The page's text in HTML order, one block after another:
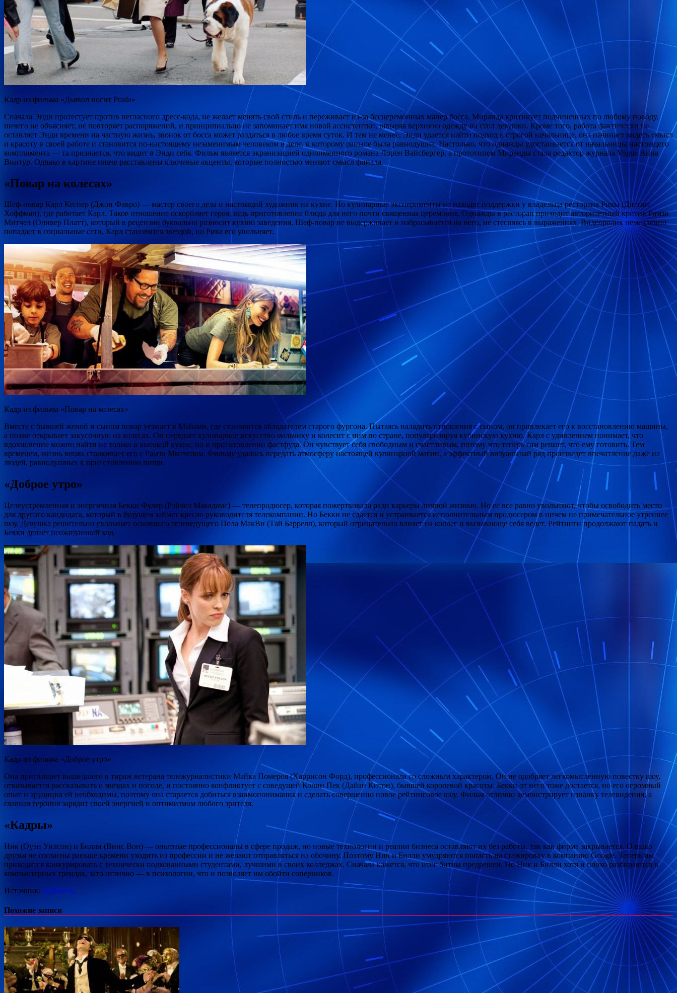
Кадр из фильма «Дьявол носит Prada»
Сначала Энди протестует против негласного дресс-кода, не желает менять свой стиль и переживает из-за бесцеремонных манер босса. Миранда критикует подчиненных по любому поводу,
ничего не объясняет, не повторяет распоряжений, и принципиально не запоминает имя новой ассистентки, швыряя верхнюю одежду на стол девушки. Кроме того, работа фактически не
оставляет Энди времени на частную жизнь, звонок от босса может раздаться в любое время суток. И тем не менее, Энди удается найти подход к строгой начальнице, она начинает видеть смысл
и красоту в своей работе и становится по-настоящему незаменимым человеком в деле, к которому раньше была равнодушна. Настолько, что однажды удостаивается от начальницы настоящего
комплимента — та признается, что видит в Энди себя. Фильм является экранизацией одноименного романа Лорен Вайсбергер, а прототипом Миранды стала редактор журнала Vogue Анна
Винтур. Однако в картине иначе расставлены ключевые акценты, которые полностью меняют смысл финала.
«Повар на колесах»
Шеф-повар Карл Кеспер (Джон Фавро) — мастер своего дела и настоящий художник на кухне. Но кулинарные эксперименты не находят поддержки у владельца ресторана Ривы (Дастин
Хоффман), где работает Карл. Такое отношение оскорбляет героя, ведь приготовление блюда для него почти священная церемония. Однажды в ресторан приходит авторитетный критик Рамзи
Митчел (Оливер Платт), который в рецензии буквально разносит кухню заведения. Шеф-повар не выдерживает и набрасывается на него, не стесняясь в выражениях. Видеоролик немедленно
попадает в социальные сети, Карл становится звездой, но Рива его увольняет.
Кадр из фильма «Повар на колесах»
Вместе с бывшей женой и сыном повар уезжает в Майами, где становится обладателем старого фургона. Пытаясь наладить отношения с сыном, он привлекает его к восстановлению машины,
а позже открывает закусочную на колесах. Он передает кулинарное искусство мальчику и колесит с ним по стране, популяризируя кубинскую кухню. Карл с удивлением понимает, что
вдохновение можно найти не только в высокой кухне, но и приготовлении фастфуда. Он чувствует себя свободным и счастливым, потому что теперь сам решает, что ему готовить. Тем
временем, жизнь вновь сталкивает его с Рамзи Митчелом. Фильму удалось передать атмосферу настоящей кулинарной магии, а эффектный визуальный ряд произведет впечатление даже на
людей, равнодушных к приготовлению пищи.
«Доброе утро»
Целеустремленная и энергичная Бекки Фулер (Рэйчел Макадамс) — телепродюсер, которая пожертвовала ради карьеры личной жизнью. Но ее все равно увольняют, чтобы освободить место
для другого кандидата, который в будущем займет кресло руководителя телекомпании. Но Бекки не сдается и устраивается исполнительным продюсером в ничем не примечательное утреннее
шоу. Девушка решительно увольняет основного телеведущего Пола МакВи (Тай Баррелл), который отрицательно влияет на коллег и вызывающе себя ведет. Рейтинги продолжают падать и
Бекки делает неожиданный ход.
Кадр из фильма «Доброе утро»
Она приглашает вышедшего в тираж ветерана тележурналистики Майка Помероя (Харрисон Форд), профессионала со сложным характером. Он не одобряет легкомысленную повестку шоу,
отказывается рассказывать о звездах и погоде, и постоянно конфликтует с соведущей Колин Пек (Дайан Китон), бывшей королевой красоты. Бекки от него тоже достается, но его огромный
опыт и эрудиция ей необходимы, поэтому она старается добиться взаимопонимания и сделать совершенно новое рейтинговое шоу. Фильм отлично демонстрирует изнанку телевидения, а
главная героиня зарядит своей энергией и оптимизмом любого зрителя.
«Кадры»
Ник (Оуэн Уилсон) и Билли (Винс Вон) — опытные профессионалы в сфере продаж, но новые технологии и реалии бизнеса оставляют их без работы, так как фирма закрывается. Однако
друзья не согласны раньше времени уходить из профессии и не желают отправляться на обочину. Поэтому Ник и Билли умудряются попасть на стажировку в компанию Google. Теперь им
приходится конкурировать с технически подкованными студентами, лучшими в своих колледжах. Сначала кажется, что итог битвы предрешен. Но Ник и Билли хотя и плохо разбираются в
компьютерных трендах, зато отлично — в психологии, что и позволяет им обойти соперников.
Источник: rambler.ru
Похожие записи